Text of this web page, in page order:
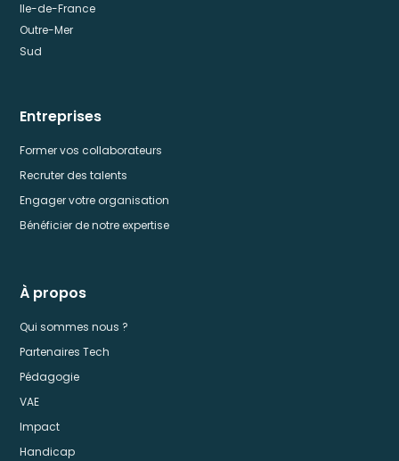
Ile-de-France
Outre-Mer
Sud
Entreprises
Former vos collaborateurs
Recruter des talents
Engager votre organisation
Bénéficier de notre expertise
À propos
Qui sommes nous ?
Partenaires Tech
Pédagogie
VAE
Impact
Handicap